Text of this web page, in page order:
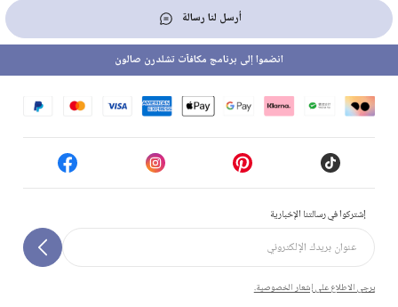
أرسل لنا رسالة
إشتركوا في رسالتنا الإخبارية
يرجى الاطلاع على إشعار الخصوصية.
انضموا إلى برنامج مكافآت تشلدرن صالون